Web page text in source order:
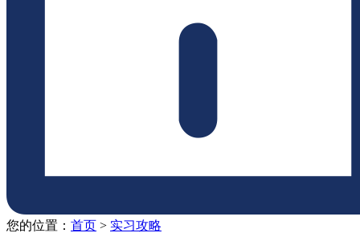
您的位置： 首页 > 实习攻略